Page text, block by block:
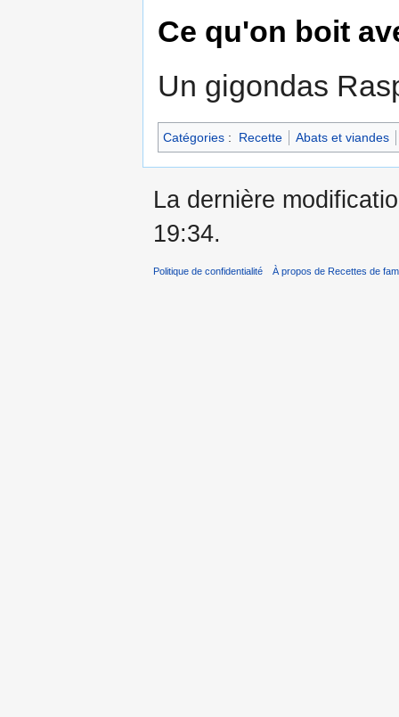
Ce qu'on boit
Un gigondas
Catégories : Recette Abats et viandes
La dernière
19:34.
Politique de confidentialité À propos de Recettes de